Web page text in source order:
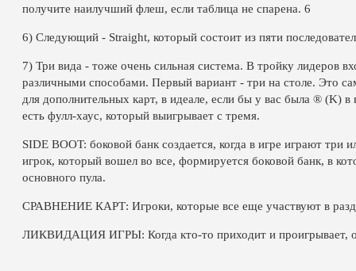
получите наилучший флеш, если таблица не спарена. 6
6) Следующий - Straight, который состоит из пяти
7) Три вида - тоже очень сильная система. В тройку лидеров
различными способами. Первый вариант - три на столе. Это
для дополнительных карт, в идеале, если бы у вас была ® (K)
есть фулл-хаус, который выигрывает с тремя.
SIDE BOOT: боковой банк создается, когда в игре играют
игрок, который вошел во все, формируется боковой банк, в
основного пула.
СРАВНЕНИЕ КАРТ: Игроки, которые все еще участвуют в
ЛИКВИДАЦИЯ ИГРЫ: Когда кто-то приходит и проигрывает,